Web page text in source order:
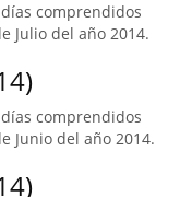
comprendidos
Julio del año 2014.
comprendidos
Junio del año 2014.